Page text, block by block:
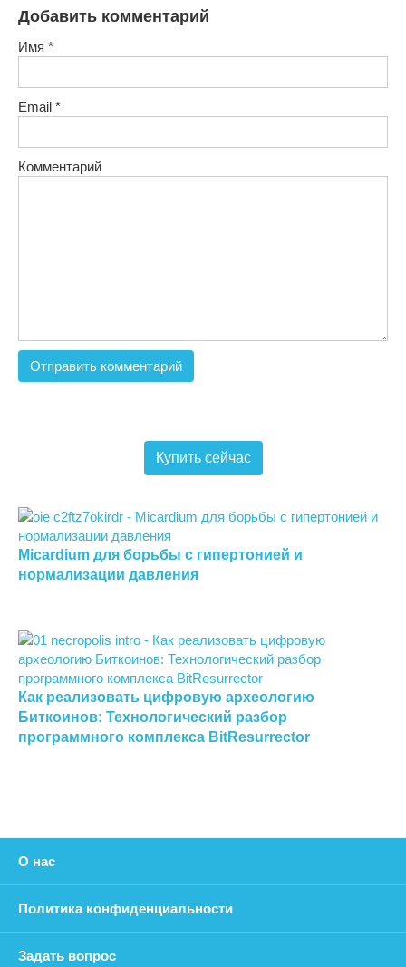
Добавить комментарий
Имя *
Email *
Комментарий
Купить сейчас
Micardium для борьбы с гипертонией и
нормализации давления
Как реализовать цифровую археологию
Биткоинов: Технологический разбор
программного комплекса BitResurrector
О нас
Политика конфиденциальности
Задать вопрос